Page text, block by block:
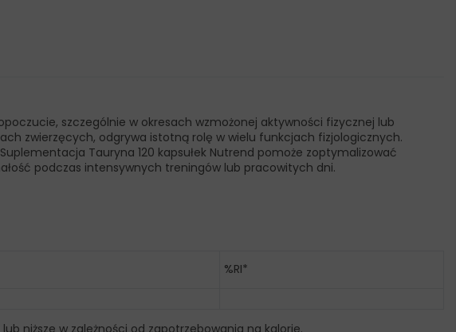
szczególnie w okresach wzmożonej aktywności fizycznej lub
zwierzęcych, odgrywa istotną rolę w wielu funkcjach fizjologicznych.
Tauryna 120 kapsułek Nutrend pomoże zoptymalizować
podczas intensywnych treningów lub pracowitych dni.
%RI*